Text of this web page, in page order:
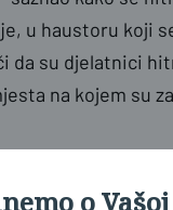
u haustoru koji
da su djelatnici
na kojem su
nemaju drugog
o